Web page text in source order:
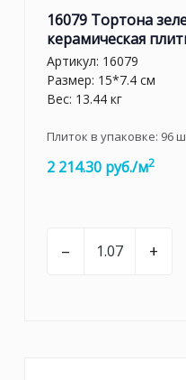
16079 Тортона
керамическая
Артикул: 16079
Размер: 15*7.4 см
Вес: 13.44 кг
Плиток в упаковке: 96
2 214.30 руб./м2
– +